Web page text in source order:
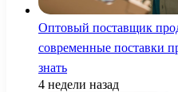
Оптовый поставщик
современные поставки
знать
4 недели назад